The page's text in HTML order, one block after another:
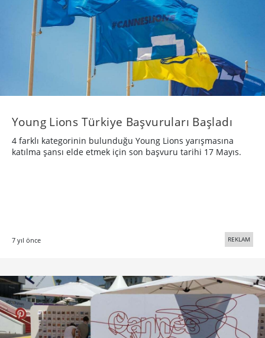
Young Lions Türkiye Başvuruları Başladı
4 farklı kategorinin bulunduğu Young Lions yarışmasına
katılma şansı elde etmek için son başvuru tarihi 17 Mayıs.
7 yıl önce REKLAM